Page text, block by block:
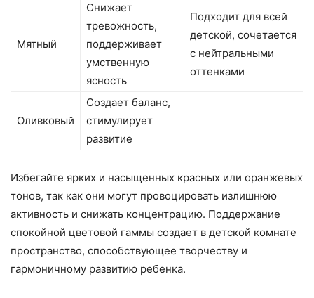
Мятный
Снижает
тревожность,
поддерживает
умственную
ясность
Подходит для всей
детской, сочетается
с нейтральными
оттенками
Оливковый
Создает баланс,
стимулирует
развитие
Избегайте ярких и насыщенных красных или оранжевых
тонов, так как они могут провоцировать излишнюю
активность и снижать концентрацию. Поддержание
спокойной цветовой гаммы создает в детской комнате
пространство, способствующее творчеству и
гармоничному развитию ребенка.